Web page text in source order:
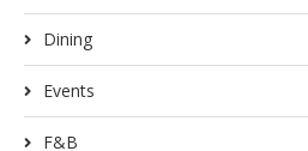
Dining
Events
F&B